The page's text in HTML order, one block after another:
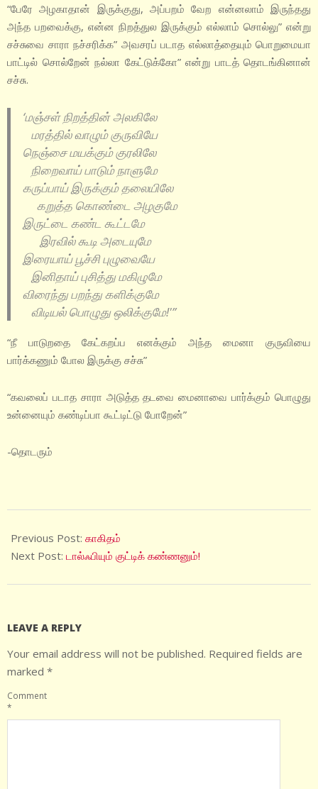
“பேரே அழகாதான் இருக்குது, அப்பறம் வேற என்னலாம் இருந்தது
அந்த பறவைக்கு, என்ன நிறத்துல இருக்கும் எல்லாம் சொல்லு” என்று
சச்சுவை சாரா நச்சரிக்க” அவசரப் படாத எல்லாத்தையும் பொறுமையா
பாட்டில் சொல்றேன் நல்லா கேட்டுக்கோ” என்று பாடத் தொடங்கினான்
சச்சு.
‘மஞ்சள் நிறத்தின் அலகிலே
மரத்தில் வாழும் குருவியே
நெஞ்சை மயக்கும் குரலிலே
நிறைவாய் பாடும் நாளுமே
கருப்பாய் இருக்கும் தலையிலே
கறுத்த கொண்டை அழகுமே
இருட்டை கண்ட கூட்டமே
இரவில் கூடி அடையுமே
இரையாய் பூச்சி புழுவையே
இனிதாய் புசித்து மகிழுமே
விரைந்து பறந்து களிக்குமே
விடியல் பொழுது ஒலிக்குமே!'”
“நீ பாடுறதை கேட்கறப்ப எனக்கும் அந்த மைனா குருவியை
பார்க்கணும் போல இருக்கு சச்சு”
“கவலைப் படாத சாரா அடுத்த தடவை மைனாவை பார்க்கும் பொழுது
உன்னையும் கண்டிப்பா கூட்டிட்டு போறேன்”
-தொடரும்
01-
15
Previous Post: காகிதம்
Next Post: டால்ஃபியும் குட்டிக் கண்ணனும்!
LEAVE A REPLY
Your email address will not be published. Required fields are
marked *
Comment
*